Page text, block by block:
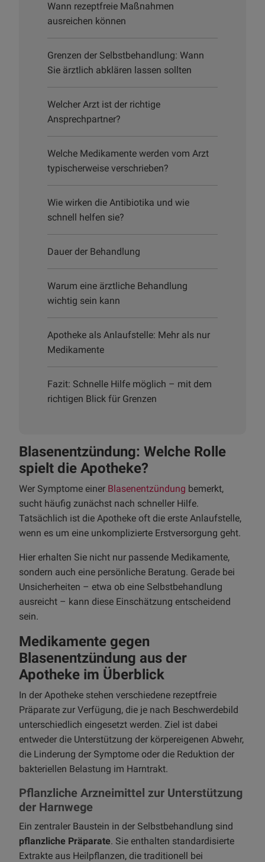
Wann rezeptfreie Maßnahmen
ausreichen können
Grenzen der Selbstbehandlung: Wann
Sie ärztlich abklären lassen sollten
Welcher Arzt ist der richtige
Ansprechpartner?
Welche Medikamente werden vom Arzt
typischerweise verschrieben?
Wie wirken die Antibiotika und wie
schnell helfen sie?
Dauer der Behandlung
Warum eine ärztliche Behandlung
wichtig sein kann
Apotheke als Anlaufstelle: Mehr als nur
Medikamente
Fazit: Schnelle Hilfe möglich – mit dem
richtigen Blick für Grenzen
Blasenentzündung: Welche Rolle
spielt die Apotheke?
Wer Symptome einer Blasenentzündung bemerkt,
sucht häufig zunächst nach schneller Hilfe.
Tatsächlich ist die Apotheke oft die erste Anlaufstelle,
wenn es um eine unkomplizierte Erstversorgung geht.
Hier erhalten Sie nicht nur passende Medikamente,
sondern auch eine persönliche Beratung. Gerade bei
Unsicherheiten – etwa ob eine Selbstbehandlung
ausreicht – kann diese Einschätzung entscheidend
sein.
Medikamente gegen
Blasenentzündung aus der
Apotheke im Überblick
In der Apotheke stehen verschiedene rezeptfreie
Präparate zur Verfügung, die je nach Beschwerdebild
unterschiedlich eingesetzt werden. Ziel ist dabei
entweder die Unterstützung der körpereigenen Abwehr,
die Linderung der Symptome oder die Reduktion der
bakteriellen Belastung im Harntrakt.
Pflanzliche Arzneimittel zur Unterstützung
der Harnwege
Ein zentraler Baustein in der Selbstbehandlung sind
pflanzliche Präparate. Sie enthalten standardisierte
Extrakte aus Heilpflanzen, die traditionell bei